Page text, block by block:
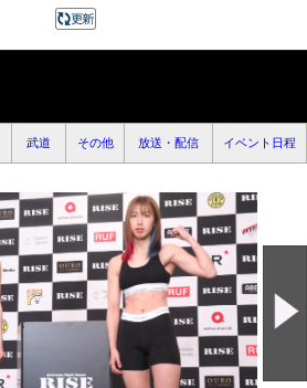
武道 その他 放送・配信 イベント日程